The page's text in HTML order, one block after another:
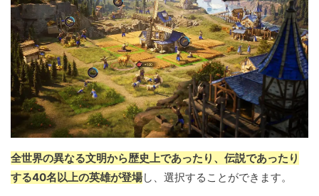
全世界の異なる文明から歴史上であったり、伝説であったり
する40名以上の英雄が登場し、選択することができます。